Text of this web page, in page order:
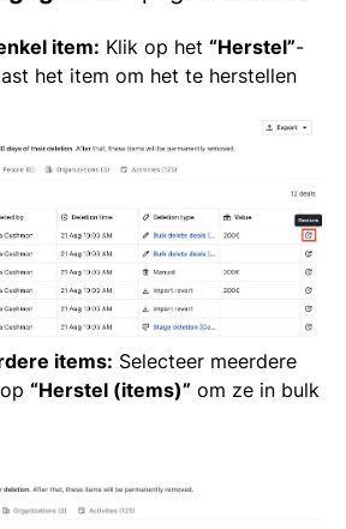
item: Klik op het “Herstel”-
het item om het te herstellen
items: Selecteer meerdere
“Herstel (items)” om ze in bulk